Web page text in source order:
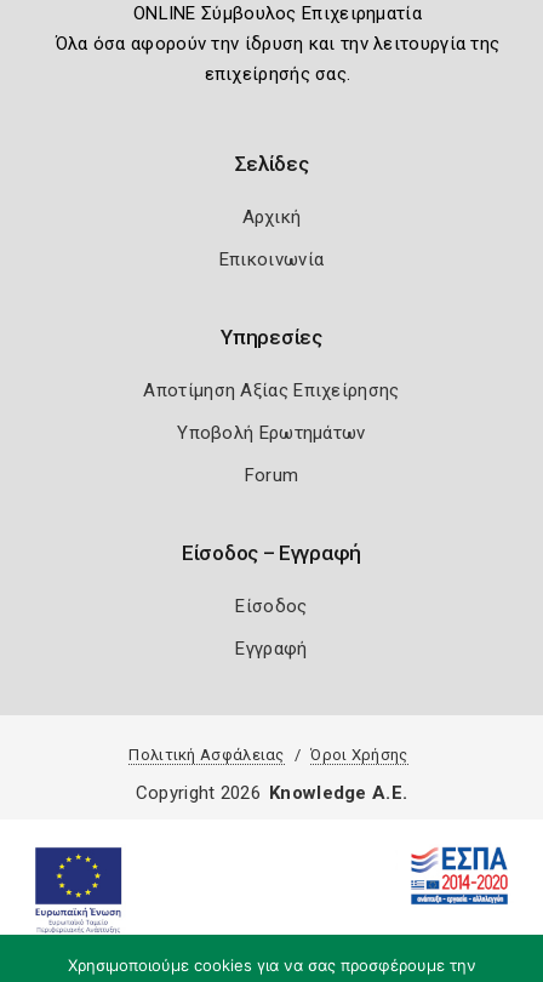
ONLINE Σύμβουλος Επιχειρηματία
Όλα όσα αφορούν την ίδρυση και την λειτουργία της
επιχείρησής σας.
Σελίδες
Αρχική
Επικοινωνία
Υπηρεσίες
Αποτίμηση Αξίας Επιχείρησης
Υποβολή Ερωτημάτων
Forum
Είσοδος – Εγγραφή
Είσοδος
Εγγραφή
Πολιτική Ασφάλειας Όροι Χρήσης
Χρησιμοποιούμε cookies για να σας προσφέρουμε την
Copyright 2026 Knowledge A.E.